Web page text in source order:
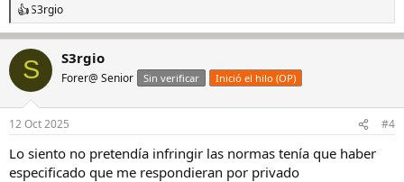
R
e
a
c
i
e
:
S3rgio
S S3rgio
Forer@ Senior Sin verificar Inició el hilo (OP)
12 Oct 2025 #4
Lo siento no pretendía infringir las normas tenía que haber
especificado que me respondieran por privado